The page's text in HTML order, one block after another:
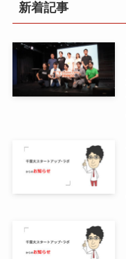
新着記事